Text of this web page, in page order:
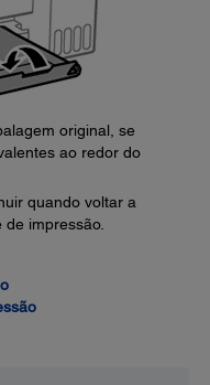
original, se
ao redor do
quando voltar a
de impressão.